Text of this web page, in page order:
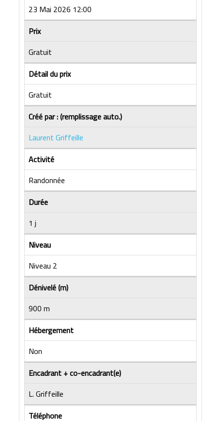
23 Mai 2026 12:00
Prix
Gratuit
Détail du prix
Gratuit
Créé par : (remplissage auto.)
Laurent Griffeille
Activité
Randonnée
Durée
1 j
Niveau
Niveau 2
Dénivelé (m)
900 m
Hébergement
Non
Encadrant + co-encadrant(e)
L. Griffeille
Téléphone